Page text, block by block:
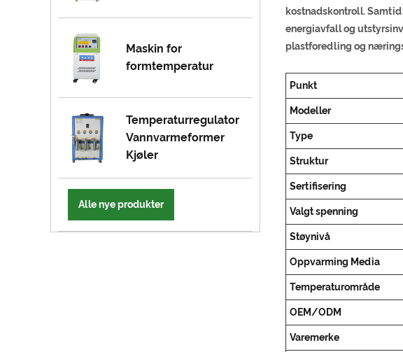
Maskin for
formtemperatur
Temperaturregulator
Vannvarmeformer
Kjøler
Alle nye produkter
kostnadskontroll.
energiavfall og
plastforedling og
Punkt
Modeller
Type
Struktur
Sertifisering
Valgt spenning
Støynivå
Oppvarming Media
Temperaturområde
OEM/ODM
Varemerke